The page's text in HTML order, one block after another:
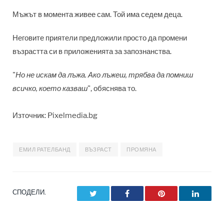
Мъжът в момента живее сам. Той има седем деца.
Неговите приятели предложили просто да промени
възрастта си в приложенията за запознанства.
"Но не искам да лъжа.Ако лъжеш, трябва да помниш
всичко, което казваш", обяснява то.
Източник: Pixelmedia.bg
ЕМИЛ РАТЕЛБАНД ВЪЗРАСТ ПРОМЯНА
СПОДЕЛИ. Facebook Pinterest